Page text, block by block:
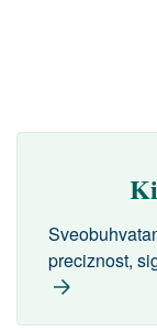
preciznost,